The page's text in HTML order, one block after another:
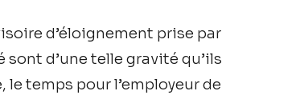
d’éloignement prise par
d’une telle gravité qu’ils
temps pour l’employeur de